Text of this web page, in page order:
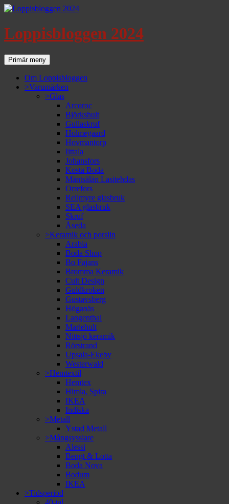
Loppisbloggen 2024
SökPrimär meny
till
innehåll
Om Loppisbloggen
>Varumärken
>Glas
Arcoroc
Björkshult
Gullaskruf
Holmegaard
Hovmantorp
Iittala
Johansfors
Kosta Boda
Mäntsälän Lasitehdas
Orrefors
Reijmyre glasbruk
SEA glasbruk
Skruf
Åseda
>Keramik och porslin
Arabia
Boda Shop
Bo Fajans
Bromma Keramik
Cult Design
Guldkroken
Gustavsberg
Höganäs
Langenthal
Mariehult
Nittsjö keramik
Rörstrand
Upsala-Ekeby
Westerwald
>Hemtextil
Hemtex
Himla, Spira
IKEA
Indiska
>Metall
Ystad Metall
>Mångsysslare
Alessi
Bengt & Lotta
Boda Nova
Bodum
IKEA
>Tidsperiod
40-tal